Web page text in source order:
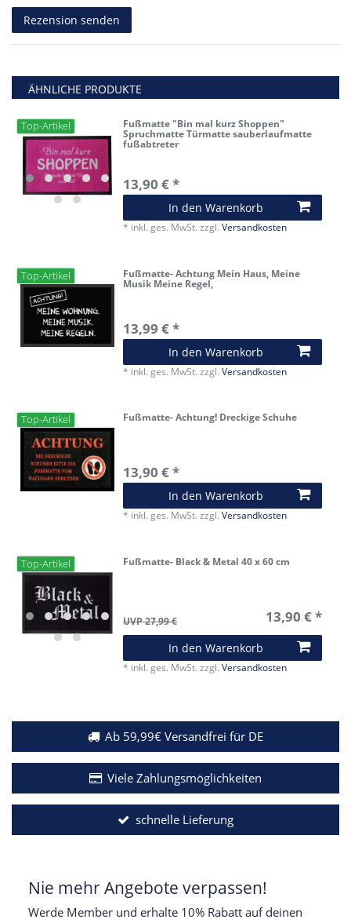
Rezensionstext
Rezension senden
ÄHNLICHE PRODUKTE
Top-Artikel Fußmatte "Bin mal kurz Shoppen"
Spruchmatte Türmatte sauberlaufmatte
fußabtreter
13,90 € *
In den Warenkorb
* inkl. ges. MwSt. zzgl.Versandkosten
Top-Artikel Fußmatte- Achtung Mein Haus, Meine
Musik Meine Regel,
13,99 € *
In den Warenkorb
* inkl. ges. MwSt. zzgl.Versandkosten
Top-Artikel Fußmatte- Achtung! Dreckige Schuhe
13,90 € *
In den Warenkorb
* inkl. ges. MwSt. zzgl.Versandkosten
Top-Artikel Fußmatte- Black & Metal 40 x 60 cm
UVP 27,99 € 13,90 € *
In den Warenkorb
* inkl. ges. MwSt. zzgl.Versandkosten
Ab 59,99€ Versandfrei für DE
Viele Zahlungsmöglichkeiten
schnelle Lieferung
Nie mehr Angebote verpassen!
Werde Member und erhalte 10% Rabatt auf deinen